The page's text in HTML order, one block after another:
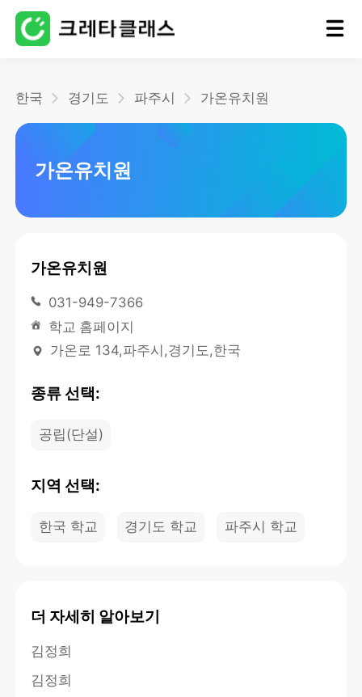
한국 경기도 파주시 가온유치원
가온유치원
가온유치원
031-949-7366
학교 홈페이지
가온로 134,파주시,경기도,한국
종류 선택:
공립(단설)
지역 선택:
한국 학교 경기도 학교 파주시 학교
더 자세히 알아보기
김정희
김정희